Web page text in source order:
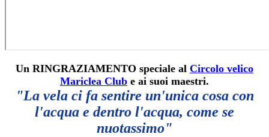
Un RINGRAZIAMENTO speciale al Circolo velico
Mariclea Club e ai suoi maestri.
"La vela ci fa sentire un'unica cosa con
l'acqua e dentro l'acqua, come se
nuotassimo"